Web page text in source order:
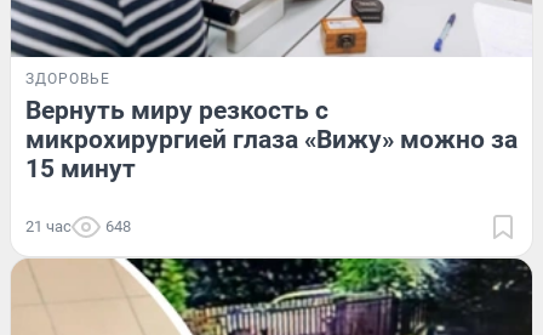
ЗДОРОВЬЕ
Вернуть миру резкость с
микрохирургией глаза «Вижу» можно за
15 минут
21 час 648